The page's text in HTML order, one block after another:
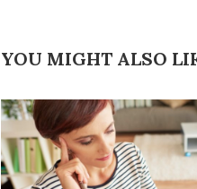
YOU MIGHT ALSO